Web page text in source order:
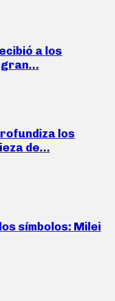
a los
los
de…
símbolos: Milei